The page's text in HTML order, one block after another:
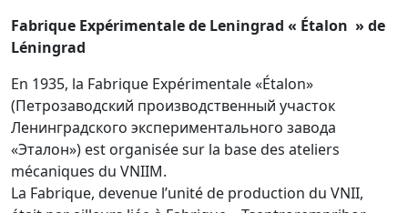
Fabrique Expérimentale de Leningrad « Étalon » de
Léningrad
En 1935, la Fabrique Expérimentale «Étalon»
(Петрозаводский производственный участок
Ленинградского экспериментального завода
«Эталон») est organisée sur la base des ateliers
mécaniques du VNIIM.
La Fabrique, devenue l’unité de production du VNII,